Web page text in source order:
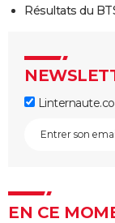
Résultats du
EN CE